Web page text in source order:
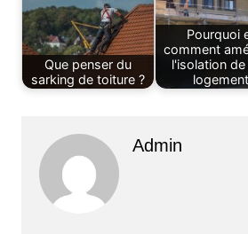
Que penser du
sarking de toiture ?
Pourquoi
comment
l'isolation
logement
Admin